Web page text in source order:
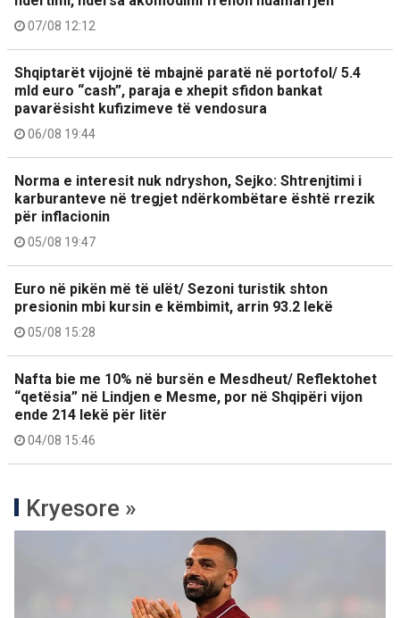
07/08 12:12
Shqiptarët vijojnë të mbajnë paratë në portofol/ 5.4
mld euro “cash”, paraja e xhepit sfidon bankat
pavarësisht kufizimeve të vendosura
06/08 19:44
Norma e interesit nuk ndryshon, Sejko: Shtrenjtimi i
karburanteve në tregjet ndërkombëtare është rrezik
për inflacionin
05/08 19:47
Euro në pikën më të ulët/ Sezoni turistik shton
presionin mbi kursin e këmbimit, arrin 93.2 lekë
05/08 15:28
Nafta bie me 10% në bursën e Mesdheut/ Reflektohet
“qetësia” në Lindjen e Mesme, por në Shqipëri vijon
ende 214 lekë për litër
04/08 15:46
Kryesore »